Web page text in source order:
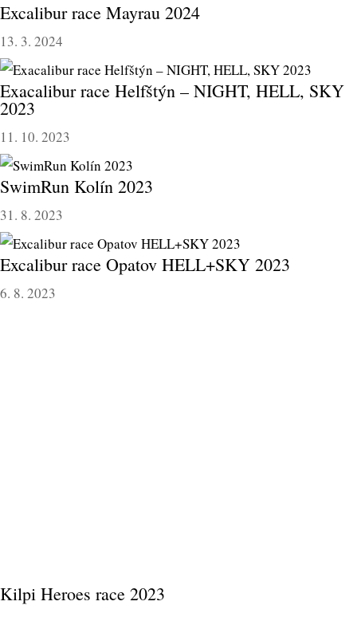
Excalibur race Mayrau 2024
13. 3. 2024
Exacalibur race Helfštýn – NIGHT, HELL, SKY
2023
11. 10. 2023
SwimRun Kolín 2023
31. 8. 2023
Excalibur race Opatov HELL+SKY 2023
6. 8. 2023
Kilpi Heroes race 2023